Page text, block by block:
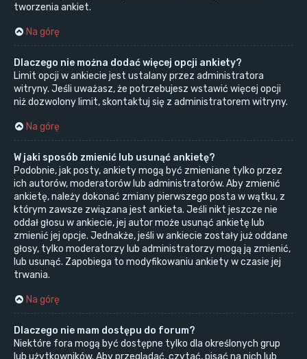
tworzenia ankiet.
Na górę
Dlaczego nie można dodać więcej opcji ankiety?
Limit opcji w ankiecie jest ustalany przez administratora
witryny. Jeśli uważasz, że potrzebujesz wstawić więcej opcji
niż dozwolony limit, skontaktuj się z administratorem witryny.
Na górę
W jaki sposób zmienić lub usunąć ankietę?
Podobnie, jak posty, ankiety mogą być zmieniane tylko przez
ich autorów, moderatorów lub administratorów. Aby zmienić
ankietę, należy dokonać zmiany pierwszego posta w wątku, z
którym zawsze związana jest ankieta. Jeśli nikt jeszcze nie
oddał głosu w ankiecie, jej autor może usunąć ankietę lub
zmienić jej opcje. Jednakże, jeśli w ankiecie zostały już oddane
głosy, tylko moderatorzy lub administratorzy mogą ją zmienić,
lub usunąć. Zapobiega to modyfikowaniu ankiety w czasie jej
trwania.
Na górę
Dlaczego nie mam dostępu do forum?
Niektóre fora mogą być dostępne tylko dla określonych grup
lub użytkowników. Aby przeglądać, czytać, pisać na nich lub